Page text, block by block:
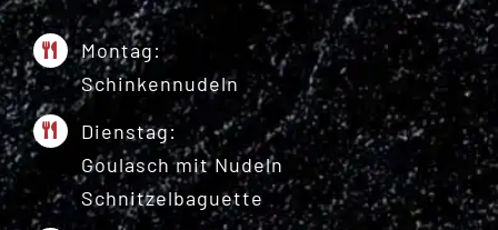
Montag:
Schinkennudeln
Dienstag:
Goulasch mit Nudeln
Schnitzelbaguette